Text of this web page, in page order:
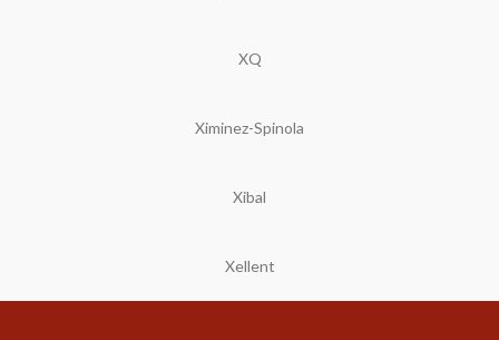
XQ
Ximinez-Spinola
Xibal
Xellent